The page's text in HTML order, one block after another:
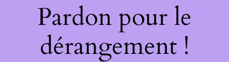
Pardon pour le
dérangement !